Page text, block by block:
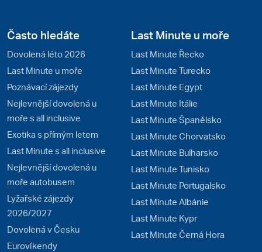
Často hledáte
Dovolená léto 2026
Last Minute u moře
Poznávací zájezdy
Nejlevnější dovolená u
moře s all inclusive
Exotika s přímým letem
Last Minute s all inclusive
Nejlevnější dovolená u
moře autobusem
Lyžařské zájezdy
2026/2027
Dovolená v Česku
Eurovíkendy
Last Minute u moře
Last Minute Řecko
Last Minute Turecko
Last Minute Egypt
Last Minute Itálie
Last Minute Španělsko
Last Minute Chorvatsko
Last Minute Bulharsko
Last Minute Tunisko
Last Minute Portugalsko
Last Minute Albánie
Last Minute Kypr
Last Minute Černá Hora